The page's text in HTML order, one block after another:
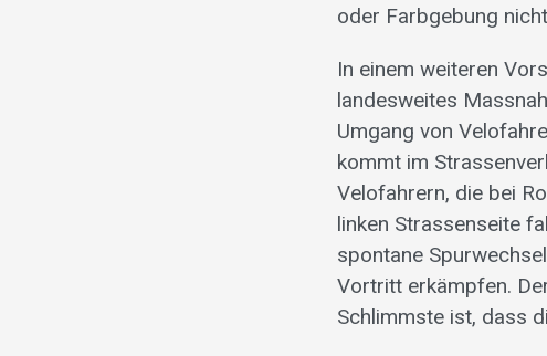
oder Farbgebung
In einem weiteren
landesweites
Umgang von
kommt im
Velofahrern, die bei
linken Strassenseite
spontane
Vortritt erkämpfen.
Schlimmste ist, dass